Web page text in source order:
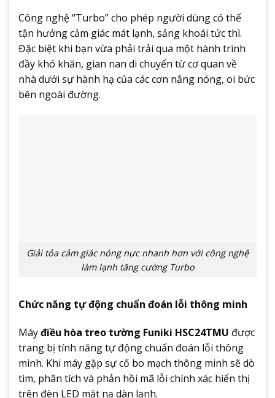
Công nghệ “Turbo” cho phép người dùng có thể
tận hưởng cảm giác mát lạnh, sảng khoái tức thì.
Đặc biệt khi bạn vừa phải trải qua một hành trình
đầy khó khăn, gian nan di chuyển từ cơ quan về
nhà dưới sự hành hạ của các cơn nắng nóng, oi bức
bên ngoài đường.
Giải tỏa cảm giác nóng nực nhanh hơn với công nghệ
làm lạnh tăng cường Turbo
Chức năng tự động chuẩn đoán lỗi thông minh
Máyđiều hòa treo tường Funiki HSC24TMU được
trang bị tính năng tự động chuẩn đoán lỗi thông
minh. Khi máy gặp sự cố bo mạch thông minh sẽ dò
tìm, phân tích và phản hồi mã lỗi chính xác hiển thị
trên đèn LED mặt nạ dàn lạnh.